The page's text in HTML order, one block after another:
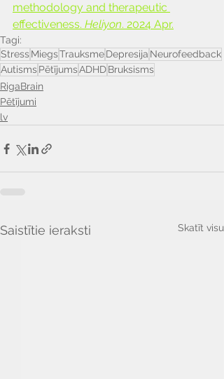
methodology and therapeutic
effectiveness. Heliyon. 2024 Apr.
Tagi:
Stress MiegsTrauksmeDepresija Neurofeedback
Autisms PētījumsADHDBruksisms
RigaBrain
Pētījumi
lv
Saistītie ieraksti Skatīt visu